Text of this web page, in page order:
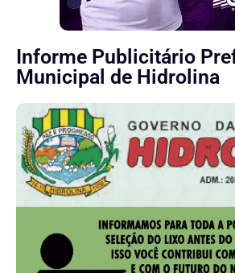
Informe Publicitário
Municipal de Hidrolina